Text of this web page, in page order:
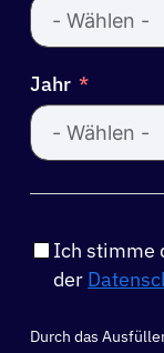
Jahr
Ich stimme
der
Durch das